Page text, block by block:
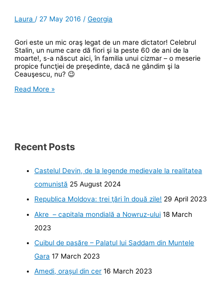
Laura / 27 May 2016 /Georgia
Gori este un mic oraş legat de un mare dictator! Celebrul
Stalin, un nume care dă fiori şi la peste 60 de ani de la
moarte!, s-a născut aici, în familia unui cizmar – o meserie
propice funcţiei de preşedinte, dacă ne gândim şi la
Ceauşescu, nu? 😉
Gori,
Read More »
Recent Posts
Castelul Devin, de la legende medievale la realitatea
comunistă 25 August 2024
Republica Moldova: trei ţări în două zile! 29 April 2023
Akre – capitala mondială a Nowruz-ului 18 March
2023
Cuibul de pasăre – Palatul lui Saddam din Muntele
Gara 17 March 2023
Amedi, orașul din cer 16 March 2023